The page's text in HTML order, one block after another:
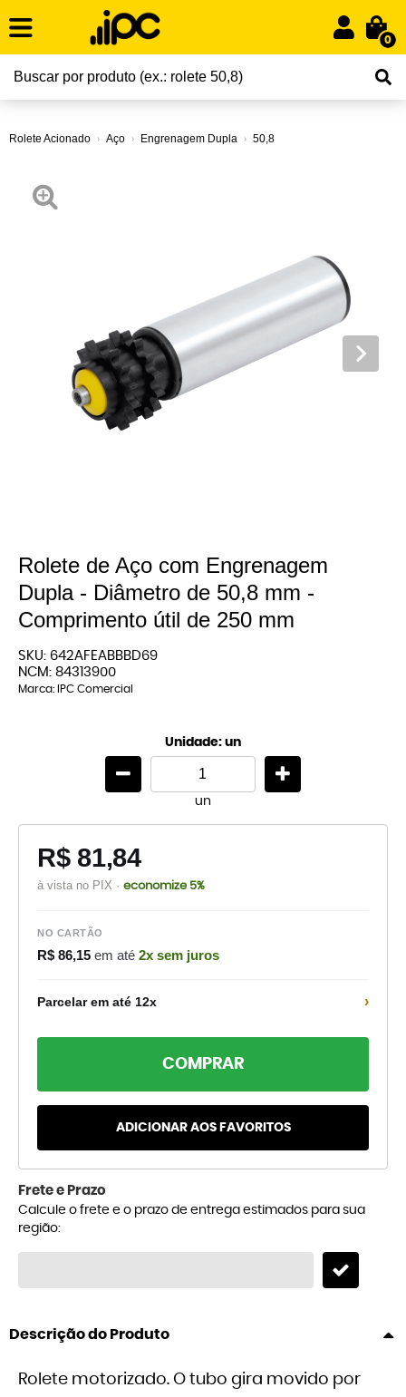
0
Rolete Acionado Aço Engrenagem Dupla 50,8
Rolete de Aço com Engrenagem
Dupla - Diâmetro de 50,8 mm -
Comprimento útil de 250 mm
SKU: 642AFEABBBD69
NCM: 84313900
Marca: IPC Comercial
Unidade: un
un
R$ 81,84
à vista no PIX · economize 5%
NO CARTÃO
R$ 86,15 em até 2x sem juros
Parcelar em até 12x ›
COMPRAR
ADICIONAR AOS FAVORITOS
Frete e Prazo
Calcule o frete e o prazo de entrega estimados para sua
região:
Descrição do Produto
Rolete motorizado. O tubo gira movido por